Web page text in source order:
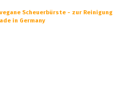
vegane Scheuerbürste - zur Reinigung
in Germany